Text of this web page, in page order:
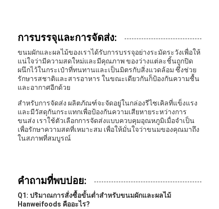
การบรรจุและการจัดส่ง:
ขนมผักและผลไม้ของเราได้รับการบรรจุอย่างระมัดระวังเพื่อให้
แน่ใจว่ามีความสดใหม่และมีคุณภาพ ของว่างแต่ละชิ้นถูกปิด
ผนึกไว้ในกระเป๋าที่ทนทานและเป็นมิตรกับสิ่งแวดล้อม ซึ่งช่วย
รักษารสชาติและสารอาหาร ในขณะเดียวกันก็ป้องกันความชื้น
และอากาศอีกด้วย
สำหรับการจัดส่ง ผลิตภัณฑ์จะจัดอยู่ในกล่องรีไซเคิลที่แข็งแรง
และมีวัสดุกันกระแทกเพื่อป้องกันความเสียหายระหว่างการ
ขนส่ง เราใช้ตัวเลือกการจัดส่งแบบควบคุมอุณหภูมิเมื่อจำเป็น
เพื่อรักษาความสดที่เหมาะสม เพื่อให้มั่นใจว่าขนมของคุณมาถึง
ในสภาพที่สมบูรณ์
คำถามที่พบบ่อย:
Q1: ปริมาณการสั่งซื้อขั้นต่ำสำหรับขนมผักและผลไม้
Hanweifoods คืออะไร?